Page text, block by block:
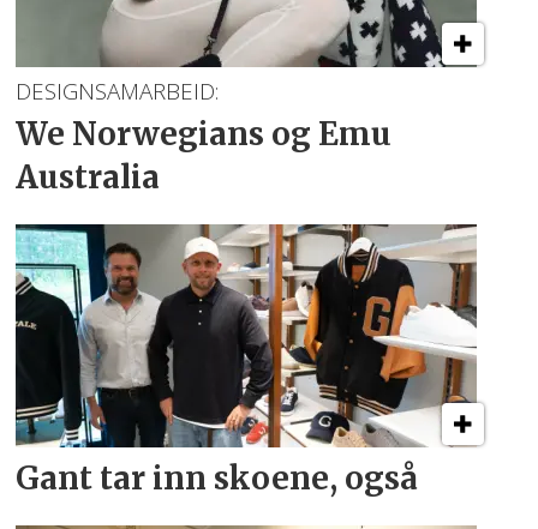
DESIGNSAMARBEID:
We Norwegians og Emu
Australia
Gant tar inn skoene, også